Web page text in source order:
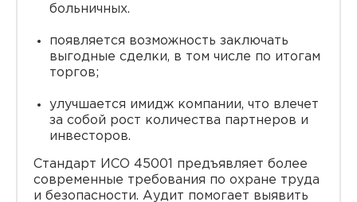
больничных.
появляется возможность заключать
выгодные сделки, в том числе по итогам
торгов;
улучшается имидж компании, что влечет
за собой рост количества партнеров и
инвесторов.
Стандарт ИСО 45001 предъявляет более
современные требования по охране труда
и безопасности. Аудит помогает выявить